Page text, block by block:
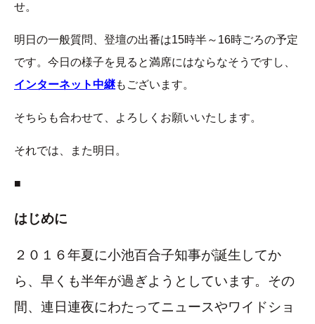
せ。
明日の一般質問、登壇の出番は15時半～16時ごろの予定
です。今日の様子を見ると満席にはならなそうですし、
インターネット中継もございます。
そちらも合わせて、よろしくお願いいたします。
それでは、また明日。
■
はじめに
２０１６年夏に小池百合子知事が誕生してか
ら、早くも半年が過ぎようとしています。その
間、連日連夜にわたってニュースやワイドショ